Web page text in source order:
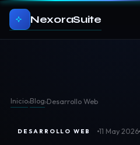
NexoraSuite
Inicio›Blog›Desarrollo Web
DESARROLLO WEB 11 May 2026